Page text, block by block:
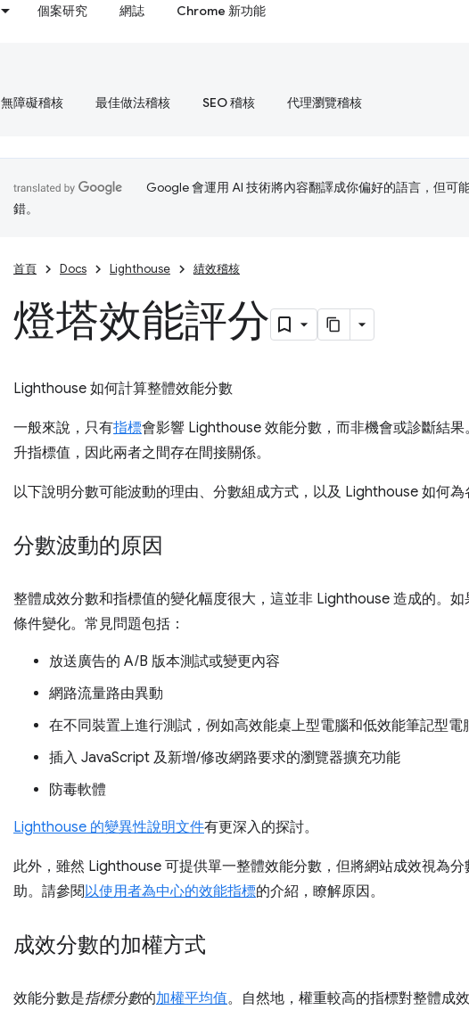
個案研究 網誌 Chrome 新功能
無障礙稽核 最佳做法稽核 SEO 稽核 代理瀏覽稽核
Google 會運用 AI 技術將內容翻譯成你偏好的語言，但可
錯。
首頁 Docs Lighthouse 績效稽核
燈塔效能評分
Lighthouse 如何計算整體效能分數
一般來說，只有指標會影響 Lighthouse 效能分數，而非機會或診斷結
升指標值，因此兩者之間存在間接關係。
以下說明分數可能波動的理由、分數組成方式，以及 Lighthouse 如何為
分數波動的原因
整體成效分數和指標值的變化幅度很大，這並非 Lighthouse 造成的。
條件變化。常見問題包括：
放送廣告的 A/B 版本測試或變更內容
網路流量路由異動
在不同裝置上進行測試，例如高效能桌上型電腦和低效能筆記型電
插入 JavaScript 及新增/修改網路要求的瀏覽器擴充功能
防毒軟體
Lighthouse 的變異性說明文件有更深入的探討。
此外，雖然 Lighthouse 可提供單一整體效能分數，但將網站成效視為
助。請參閱以使用者為中心的效能指標的介紹，瞭解原因。
成效分數的加權方式
效能分數是指標分數的加權平均值。自然地，權重較高的指標對整體成